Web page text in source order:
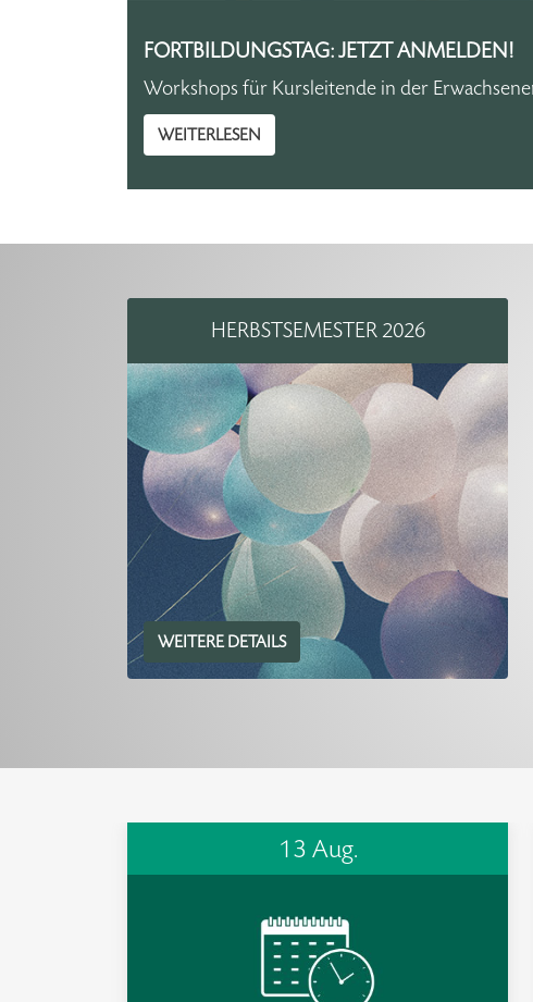
FORTBILDUNGSTAG: JETZT ANMELDEN!
Workshops für Kursleitende in der
WEITERLESEN
HERBSTSEMESTER 2026
WEITERE DETAILS
13 Aug.